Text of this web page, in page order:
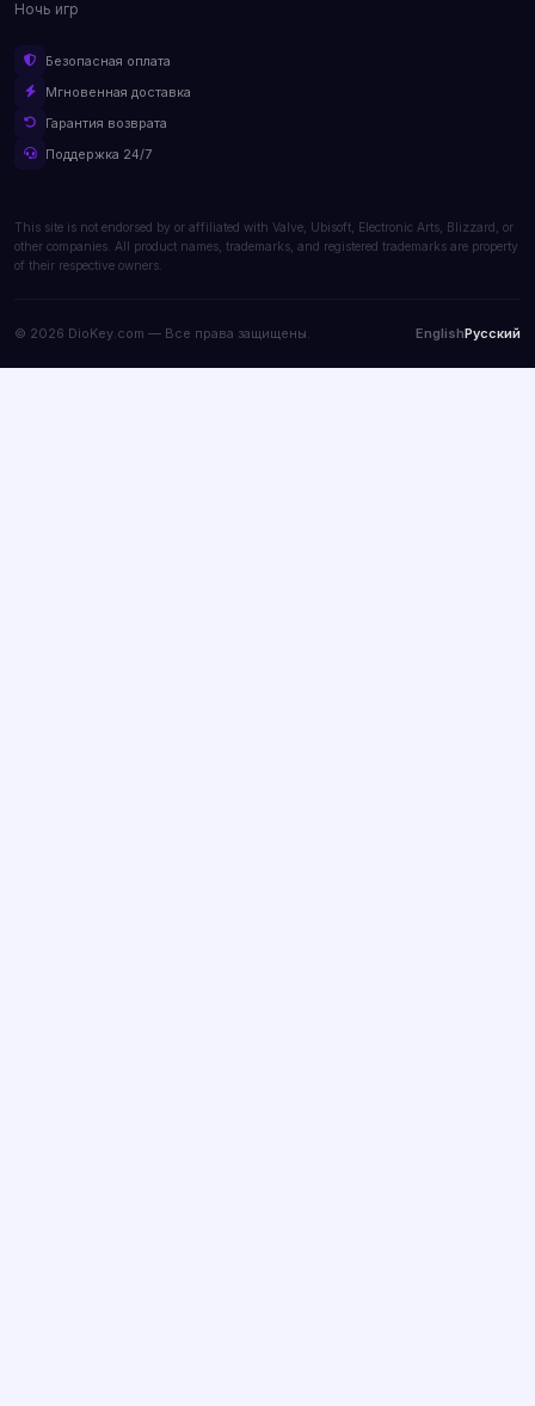
Ночь игр
Безопасная оплата
Мгновенная доставка
Гарантия возврата
Поддержка 24/7
This site is not endorsed by or affiliated with Valve, Ubisoft, Electronic Arts, Blizzard, or
other companies. All product names, trademarks, and registered trademarks are property
of their respective owners.
© 2026 DioKey.com — Все права защищены. EnglishРусский